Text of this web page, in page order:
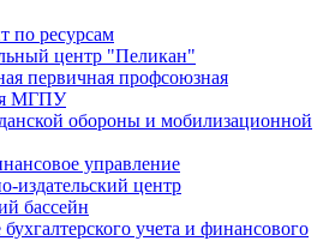
по ресурсам
центр "Пеликан"
первичная профсоюзная
МГПУ
обороны и мобилизационной
управление
издательский центр
бассейн
учета и финансового